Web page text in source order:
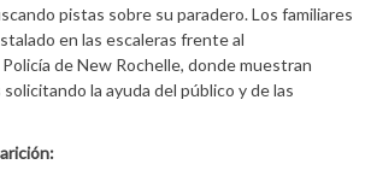
pistas sobre su paradero. Los familiares
en las escaleras frente al
de New Rochelle, donde muestran
la ayuda del público y de las